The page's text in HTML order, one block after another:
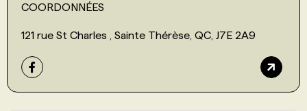
COORDONNÉES
121 rue St Charles , Sainte Thérèse, QC, J7E 2A9